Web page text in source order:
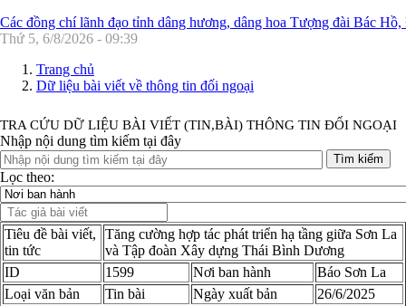
Các đồng chí lãnh đạo tỉnh dâng hương, dâng hoa Tượng đài Bác
Thứ 5, 6/8/2026 - 09:39
Trang chủ
Dữ liệu bài viết về thông tin đối ngoại
TRA CỨU DỮ LIỆU BÀI VIẾT (TIN,BÀI) THÔNG TIN ĐỐI NGOẠI
Nhập nội dung tìm kiếm tại đây
Tìm kiếm
Lọc theo:
Tiêu đề bài viết,
tin tức
Tăng cường hợp tác phát triển hạ tầng giữa Sơn La
và Tập đoàn Xây dựng Thái Bình Dương
ID
1599 Nơi ban hành
Báo Sơn La
Loại văn bản
Tin bài Ngày xuất bản
26/6/2025